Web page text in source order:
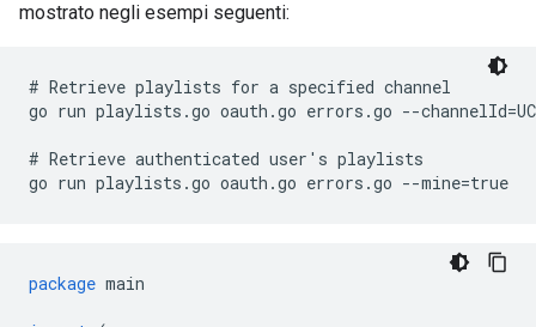
mostrato negli esempi seguenti:
# Retrieve playlists for a specified channel
go run playlists.go oauth.go errors.go --
# Retrieve authenticated user's playlists
go run playlists.go oauth.go errors.go --mine=true
package main